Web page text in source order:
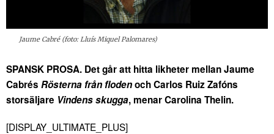
Jaume Cabré (foto: Lluís Miquel Palomares)
SPANSK PROSA. Det går att hitta likheter mellan Jaume
Cabrés Rösterna från flodenoch Carlos Ruiz Zafóns
storsäljare Vindens skugga, menar Carolina Thelin.
[DISPLAY_ULTIMATE_PLUS]